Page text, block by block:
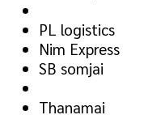
PL logistics
Nim Express
SB somjai
Thanamai